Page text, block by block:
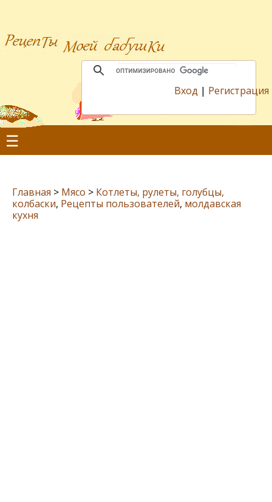
Вход | Регистрация
☰
Главная > Мясо > Котлеты, рулеты, голубцы,
колбаски, Рецепты пользователей, молдавская
кухня